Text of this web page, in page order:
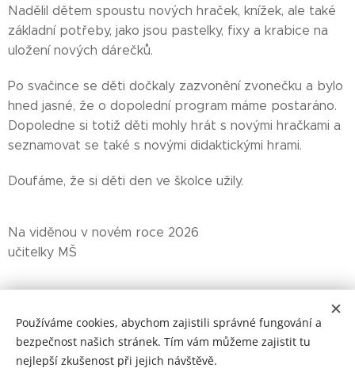
Nadělil dětem spoustu nových hraček, knížek, ale také
základní potřeby, jako jsou pastelky, fixy a krabice na
uložení nových dárečků.
Po svačince se děti dočkaly zazvonění zvonečku a bylo
hned jasné, že o dopolední program máme postaráno.
Dopoledne si totiž děti mohly hrát s novými hračkami a
seznamovat se také s novými didaktickými hrami.
Doufáme, že si děti den ve školce užily.
Na viděnou v novém roce 2026
učitelky MŠ
Používáme cookies, abychom zajistili správné fungování a
bezpečnost našich stránek. Tím vám můžeme zajistit tu
nejlepší zkušenost při jejich návštěvě.